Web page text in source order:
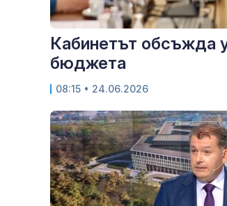
Кабинетът обсъжда
бюджета
08:15 • 24.06.2026